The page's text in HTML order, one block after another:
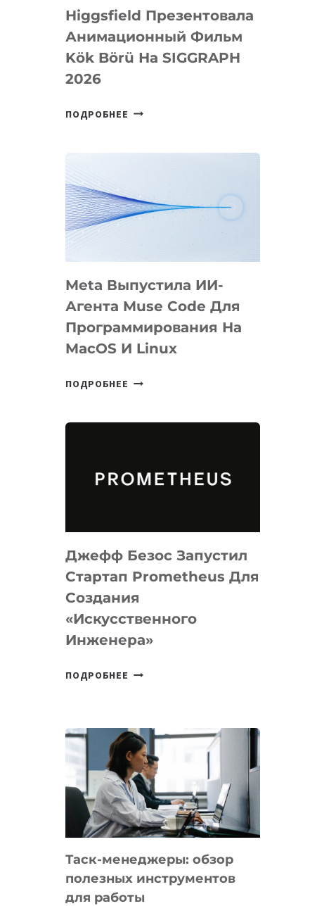
Higgsfield Презентовала
Анимационный Фильм
Kök Börü На SIGGRAPH
2026
ПОДРОБНЕЕ HIGGSFIELD
BÖRÜ
НА
Meta Выпустила ИИ-
Агента Muse Code Для
Программирования На
MacOS И Linux
ПОДРОБНЕЕ META
ДЛЯ
И
LINUX
Джефф Безос Запустил
Стартап Prometheus Для
Создания
«искусственного
Инженера»
ПОДРОБНЕЕ ДЖЕФФ
PROMETHEUS
ДЛЯ
СОЗДАНИЯ
«ИСКУССТВЕННОГО
ИНЖЕНЕРА»
Таск-менеджеры: обзор
полезных инструментов
для работы